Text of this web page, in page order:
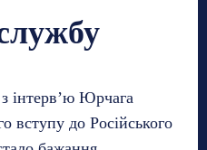
інтерв’ю Юрчага
вступу до Російського